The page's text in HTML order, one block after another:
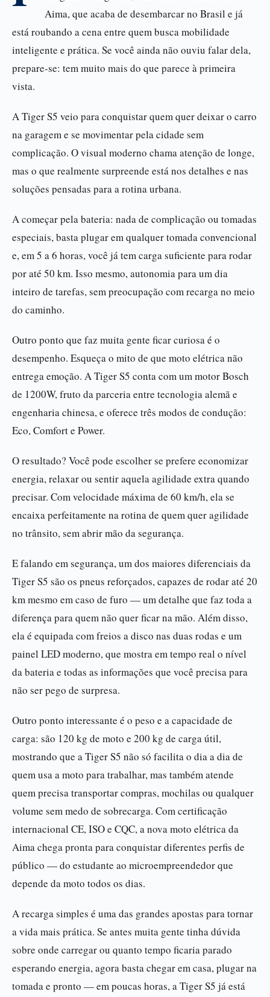
Aima, que acaba de desembarcar no Brasil e já
está roubando a cena entre quem busca mobilidade
inteligente e prática. Se você ainda não ouviu falar dela,
prepare-se: tem muito mais do que parece à primeira
vista.
A Tiger S5 veio para conquistar quem quer deixar o carro
na garagem e se movimentar pela cidade sem
complicação. O visual moderno chama atenção de longe,
mas o que realmente surpreende está nos detalhes e nas
soluções pensadas para a rotina urbana.
A começar pela bateria: nada de complicação ou tomadas
especiais, basta plugar em qualquer tomada convencional
e, em 5 a 6 horas, você já tem carga suficiente para rodar
por até 50 km. Isso mesmo, autonomia para um dia
inteiro de tarefas, sem preocupação com recarga no meio
do caminho.
Outro ponto que faz muita gente ficar curiosa é o
desempenho. Esqueça o mito de que moto elétrica não
entrega emoção. A Tiger S5 conta com um motor Bosch
de 1200W, fruto da parceria entre tecnologia alemã e
engenharia chinesa, e oferece três modos de condução:
Eco, Comfort e Power.
O resultado? Você pode escolher se prefere economizar
energia, relaxar ou sentir aquela agilidade extra quando
precisar. Com velocidade máxima de 60 km/h, ela se
encaixa perfeitamente na rotina de quem quer agilidade
no trânsito, sem abrir mão da segurança.
E falando em segurança, um dos maiores diferenciais da
Tiger S5 são os pneus reforçados, capazes de rodar até 20
km mesmo em caso de furo — um detalhe que faz toda a
diferença para quem não quer ficar na mão. Além disso,
ela é equipada com freios a disco nas duas rodas e um
painel LED moderno, que mostra em tempo real o nível
da bateria e todas as informações que você precisa para
não ser pego de surpresa.
Outro ponto interessante é o peso e a capacidade de
carga: são 120 kg de moto e 200 kg de carga útil,
mostrando que a Tiger S5 não só facilita o dia a dia de
quem usa a moto para trabalhar, mas também atende
quem precisa transportar compras, mochilas ou qualquer
volume sem medo de sobrecarga. Com certificação
internacional CE, ISO e CQC, a nova moto elétrica da
Aima chega pronta para conquistar diferentes perfis de
público — do estudante ao microempreendedor que
depende da moto todos os dias.
A recarga simples é uma das grandes apostas para tornar
a vida mais prática. Se antes muita gente tinha dúvida
sobre onde carregar ou quanto tempo ficaria parado
esperando energia, agora basta chegar em casa, plugar na
tomada e pronto — em poucas horas, a Tiger S5 já está